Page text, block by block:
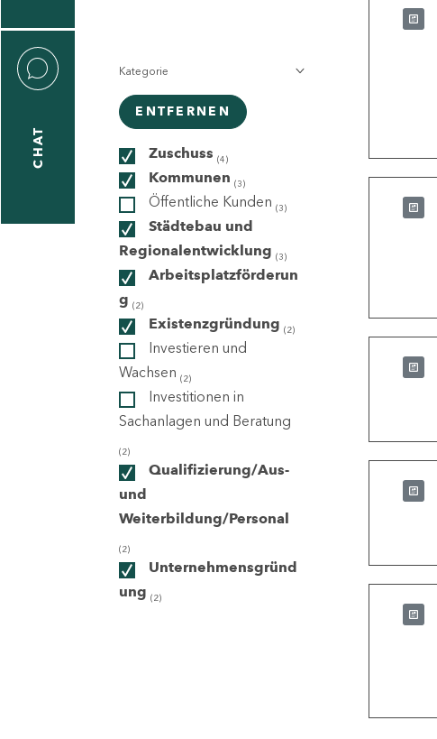
CHAT
Kategorie
ENTFERNEN
Zuschuss (4)
Kommunen (3)
Öffentliche Kunden (3)
Städtebau und
Regionalentwicklung (3)
Arbeitsplatzförderun
g (2)
Existenzgründung (2)
Investieren und
Wachsen (2)
Investitionen in
Sachanlagen und Beratung
(2)
Qualifizierung/Aus-
und
Weiterbildung/Personal
(2)
Unternehmensgründ
ung (2)